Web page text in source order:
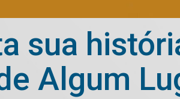
sua
Algum